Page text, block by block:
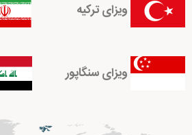
ویزای ترکیه
ویزای سنگاپور